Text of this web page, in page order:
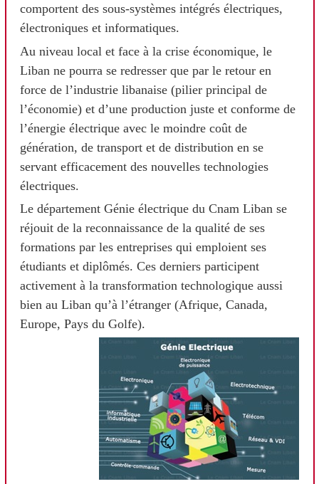
comportent des sous-systèmes intégrés électriques,
électroniques et informatiques.
Au niveau local et face à la crise économique, le
Liban ne pourra se redresser que par le retour en
force de l’industrie libanaise (pilier principal de
l’économie) et d’une production juste et conforme de
l’énergie électrique avec le moindre coût de
génération, de transport et de distribution en se
servant efficacement des nouvelles technologies
électriques.
Le département Génie électrique du Cnam Liban se
réjouit de la reconnaissance de la qualité de ses
formations par les entreprises qui emploient ses
étudiants et diplômés. Ces derniers participent
activement à la transformation technologique aussi
bien au Liban qu’à l’étranger (Afrique, Canada,
Europe, Pays du Golfe).